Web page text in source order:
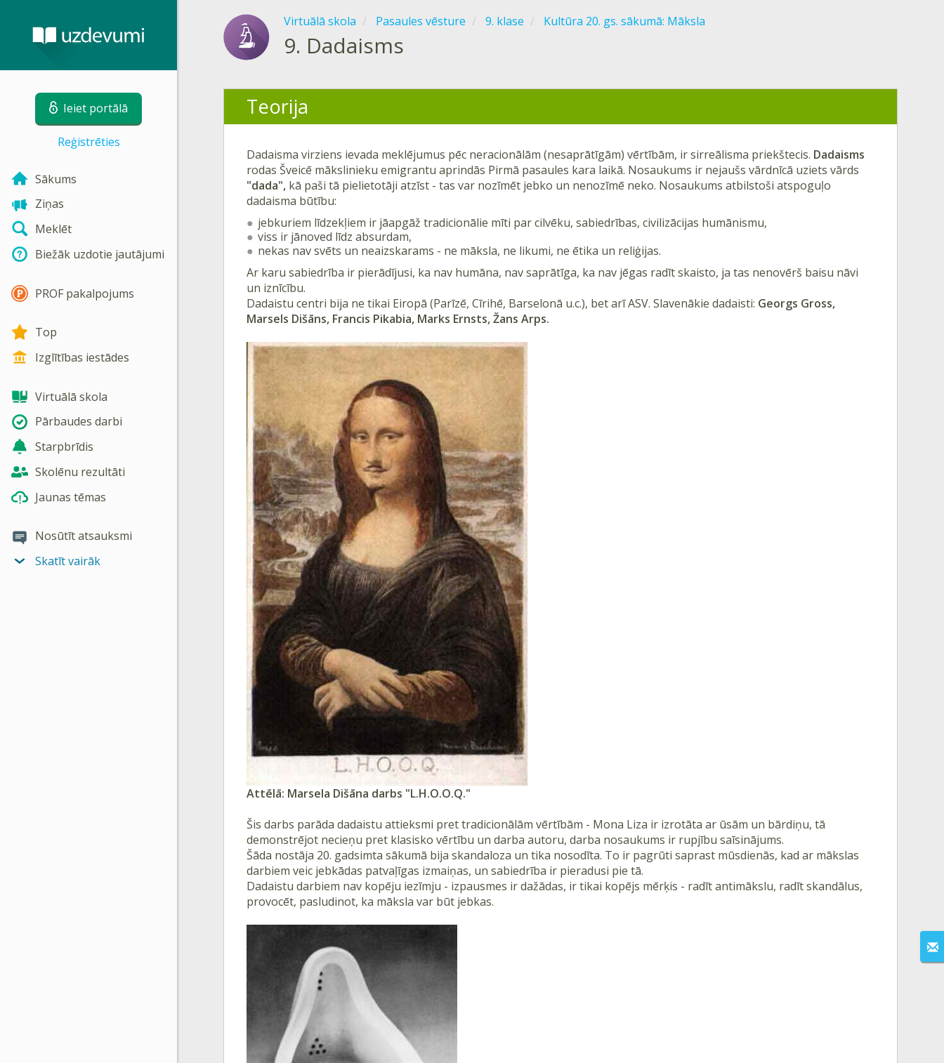
Ieiet portālā
Reģistrēties
Sākums
Ziņas
Meklēt
Biežāk uzdotie jautājumi
PROF pakalpojums
Top
Izglītības iestādes
Virtuālā skola
Pārbaudes darbi
Starpbrīdis
Skolēnu rezultāti
Jaunas tēmas
Nosūtīt atsauksmi
Skatīt vairāk
Virtuālā skola Pasaules vēsture 9. klase Kultūra 20. gs. sākumā: Māksla
9. Dadaisms
Teorija
Dadaisma virziens ievada meklējumus pēc neracionālām (nesaprātīgām) vērtībām, ir sirreālisma priekštecis. Dadaisms
rodas Šveicē mākslinieku emigrantu aprindās Pirmā pasaules kara laikā. Nosaukums ir nejaušs vārdnīcā uziets vārds
"dada", kā paši tā pielietotāji atzīst - tas var nozīmēt jebko un nenozīmē neko. Nosaukums atbilstoši atspoguļo
dadaisma būtību:
jebkuriem līdzekļiem ir jāapgāž tradicionālie mīti par cilvēku, sabiedrības, civilizācijas humānismu,
viss ir jānoved līdz absurdam,
nekas nav svēts un neaizskarams - ne māksla, ne likumi, ne ētika un reliģijas.
Ar karu sabiedrība ir pierādījusi, ka nav humāna, nav saprātīga, ka nav jēgas radīt skaisto, ja tas nenovērš baisu nāvi
un iznīcību.
Dadaistu centri bija ne tikai Eiropā (Parīzē, Cīrihē, Barselonā u.c.), bet arī ASV. Slavenākie dadaisti: Georgs Gross,
Marsels Dišāns, Francis Pikabia, Marks Ernsts, Žans Arps.
Attēlā: Marsela Dišāna darbs "L.H.O.O.Q."
Šis darbs parāda dadaistu attieksmi pret tradicionālām vērtībām - Mona Liza ir izrotāta ar ūsām un bārdiņu, tā
demonstrējot necieņu pret klasisko vērtību un darba autoru, darba nosaukums ir rupjību saīsinājums.
Šāda nostāja 20. gadsimta sākumā bija skandaloza un tika nosodīta. To ir pagrūti saprast mūsdienās, kad ar mākslas
darbiem veic jebkādas patvaļīgas izmaiņas, un sabiedrība ir pieradusi pie tā.
Dadaistu darbiem nav kopēju iezīmju - izpausmes ir dažādas, ir tikai kopējs mērķis - radīt antimākslu, radīt skandālus,
provocēt, pasludinot, ka māksla var būt jebkas.